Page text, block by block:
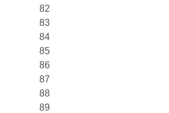
82
83
84
85
86
87
88
89